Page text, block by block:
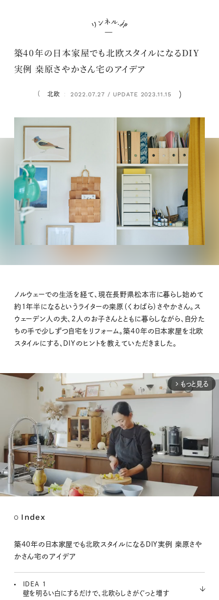
築40年の日本家屋でも北欧スタイルになるDIY
実例 桒原さやかさん宅のアイデア
北欧 ： 2022.07.27 / UPDATE 2023.11.15
ノルウェーでの生活を経て、現在長野県松本市に暮らし始めて
約1年半になるというライターの桒原（くわばら）さやかさん。ス
ウェーデン人の夫、2人のお子さんとともに暮らしながら、自分た
ちの手で少しずつ自宅をリフォーム。築40年の日本家屋を北欧
スタイルにする、DIYのヒントを教えていただきました。
arrow_forward_ios もっと見る
t
Index
築40年の日本家屋でも北欧スタイルになるDIY実例 桒原さや
かさん宅のアイデア
IDEA 1
壁を明るい白にするだけで、北欧らしさがぐっと増す